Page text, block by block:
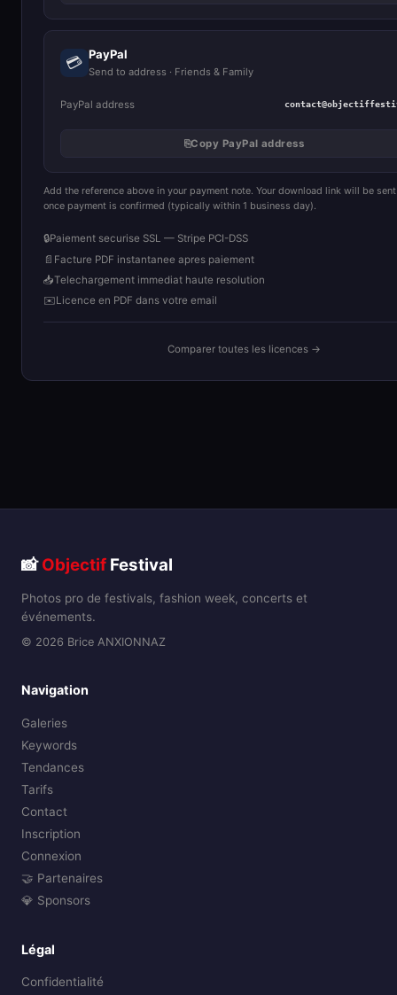
💳 PayPal
Send to address · Friends & Family
PayPal address
⎘Copy PayPal address
Add the reference above in your payment note. Your download link will be
once payment is confirmed (typically within 1 business day).
🔒Paiement securise SSL — Stripe PCI-DSS
📄 Facture PDF instantanee apres paiement
📥Telechargement immediat haute resolution
✉️Licence en PDF dans votre email
Comparer toutes les licences →
📸Objectif Festival
Photos pro de festivals, fashion week, concerts et
événements.
© 2026 Brice ANXIONNAZ
Navigation
Galeries
Keywords
Tendances
Tarifs
Contact
Inscription
Connexion
🤝 Partenaires
💎 Sponsors
Légal
Confidentialité